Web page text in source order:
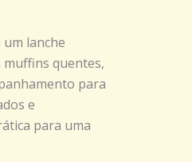
lanche
muffins quentes,
para
e
para uma